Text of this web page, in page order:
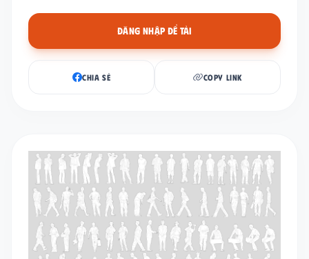
Đăng ký
ĐĂNG NHẬP ĐỂ TẢI
CHIA SẺ COPY LINK